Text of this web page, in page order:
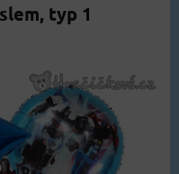
typ 1